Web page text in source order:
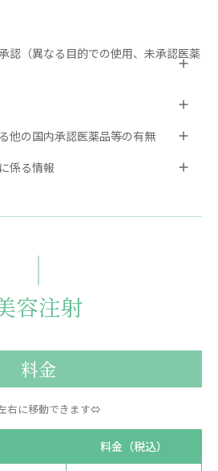
認（異なる目的での使用、未承認医薬
他の国内承認医薬品等の有無
係る情報
容注射
料金
右に移動できます⇔
料金（税込）